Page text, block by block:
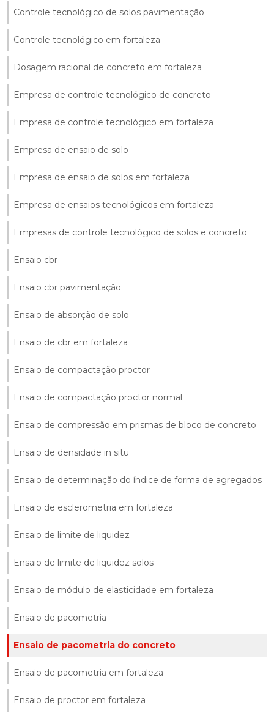
Controle tecnológico de solos pavimentação
Controle tecnológico em fortaleza
Dosagem racional de concreto em fortaleza
Empresa de controle tecnológico de concreto
Empresa de controle tecnológico em fortaleza
Empresa de ensaio de solo
Empresa de ensaio de solos em fortaleza
Empresa de ensaios tecnológicos em fortaleza
Empresas de controle tecnológico de solos e concreto
Ensaio cbr
Ensaio cbr pavimentação
Ensaio de absorção de solo
Ensaio de cbr em fortaleza
Ensaio de compactação proctor
Ensaio de compactação proctor normal
Ensaio de compressão em prismas de bloco de concreto
Ensaio de densidade in situ
Ensaio de determinação do índice de forma de agregados
Ensaio de esclerometria em fortaleza
Ensaio de limite de liquidez
Ensaio de limite de liquidez solos
Ensaio de módulo de elasticidade em fortaleza
Ensaio de pacometria
Ensaio de pacometria do concreto
Ensaio de pacometria em fortaleza
Ensaio de proctor em fortaleza